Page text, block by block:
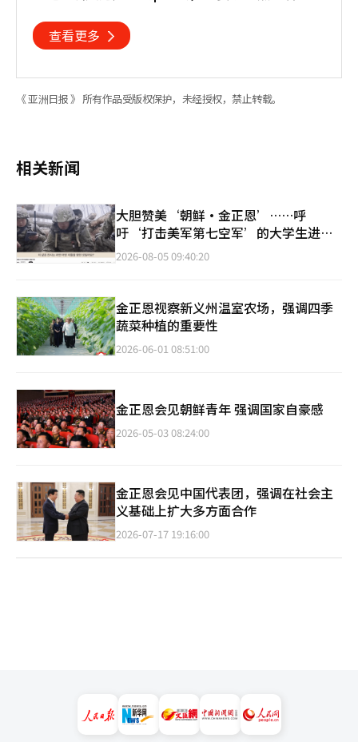
查看更多
《 亚洲日报 》 所有作品受版权保护，未经授权，禁止转载。
相关新闻
大胆赞美‘朝鲜·金正恩’……呼
吁‘打击美军第七空军’的大学生进步
联合会，YouTube震惊实情
2026-08-05 09:40:20
金正恩视察新义州温室农场，强调四季
蔬菜种植的重要性
2026-06-01 08:51:00
金正恩会见朝鲜青年 强调国家自豪感
2026-05-03 08:24:00
金正恩会见中国代表团，强调在社会主
义基础上扩大多方面合作
2026-07-17 19:16:00